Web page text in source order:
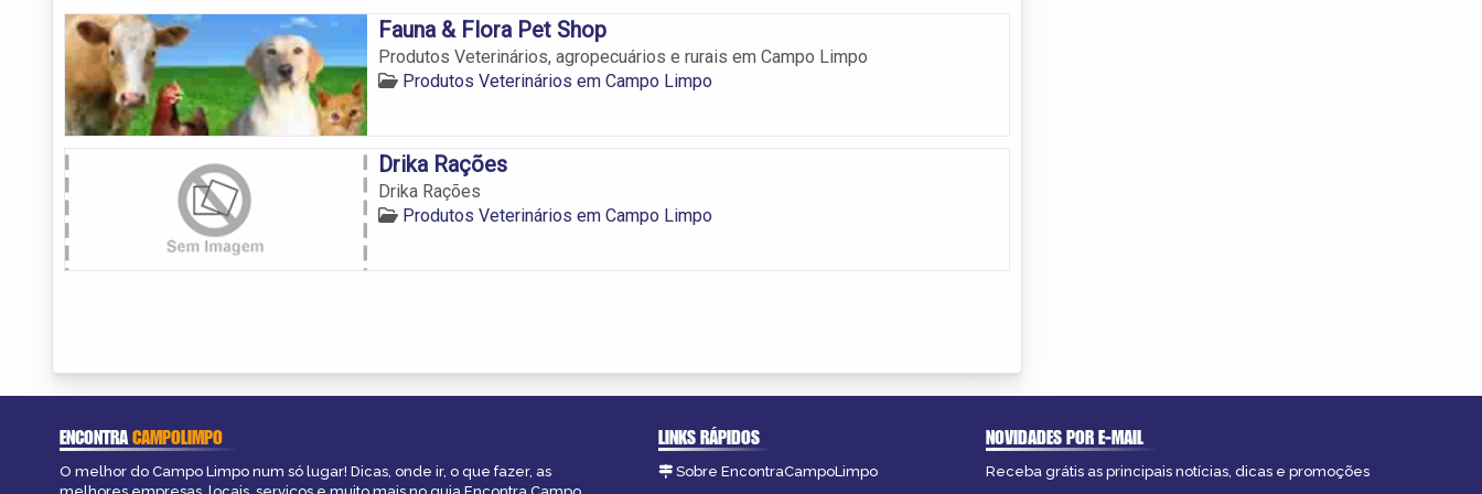
Fauna & Flora Pet Shop
Produtos Veterinários, agropecuários e rurais em Campo Limpo
Produtos Veterinários em Campo Limpo
Drika Rações
Drika Rações
Produtos Veterinários em Campo Limpo
ENCONTRACAMPOLIMPO
O melhor do Campo Limpo num só lugar! Dicas, onde ir, o que fazer, as
LINKS RÁPIDOS
Sobre EncontraCampoLimpo
NOVIDADES POR E-MAIL
Receba grátis as principais notícias, dicas e promoções